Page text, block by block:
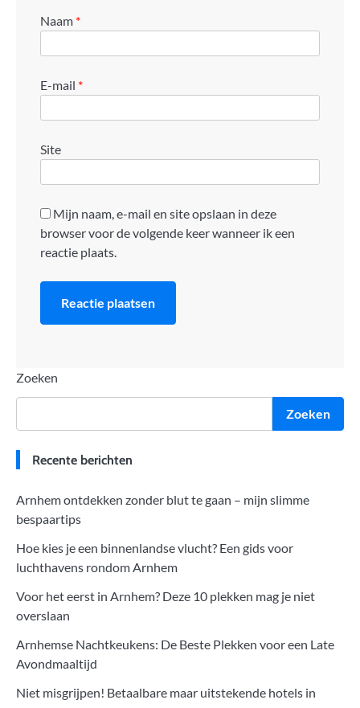
Naam *
E-mail *
Site
Mijn naam, e-mail en site opslaan in deze
browser voor de volgende keer wanneer ik een
reactie plaats.
Zoeken
Zoeken
Recente berichten
Arnhem ontdekken zonder blut te gaan – mijn slimme
bespaartips
Hoe kies je een binnenlandse vlucht? Een gids voor
luchthavens rondom Arnhem
Voor het eerst in Arnhem? Deze 10 plekken mag je niet
overslaan
Arnhemse Nachtkeukens: De Beste Plekken voor een Late
Avondmaaltijd
Niet misgrijpen! Betaalbare maar uitstekende hotels in